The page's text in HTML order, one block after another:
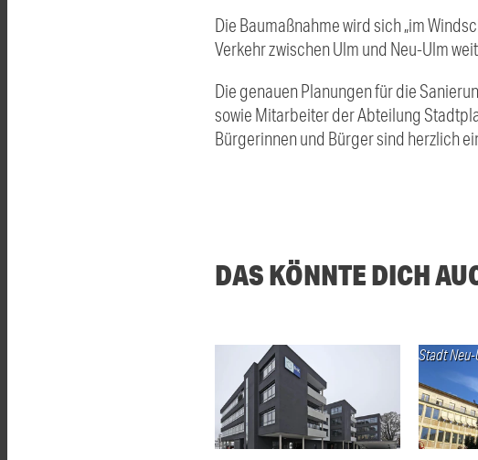
Die Baumaßnahme wird sich „im
Verkehr zwischen Ulm und Neu-Ulm
Die genauen Planungen für die
sowie Mitarbeiter der Abteilung
Bürgerinnen und Bürger sind herzlich
DAS KÖNNTE DICH
Stadt